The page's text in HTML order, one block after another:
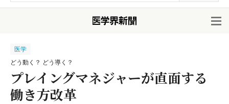
医学
どう動く？ どう導く？
プレイングマネジャーが直面する
働き方改革